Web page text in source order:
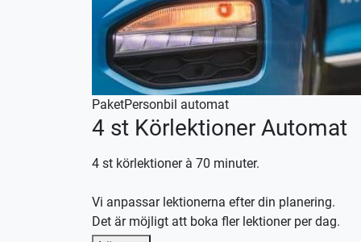
PaketPersonbil automat
4 st Körlektioner Automat
4 st körlektioner à 70 minuter.
Vi anpassar lektionerna efter din planering.
Det är möjligt att boka fler lektioner per dag.